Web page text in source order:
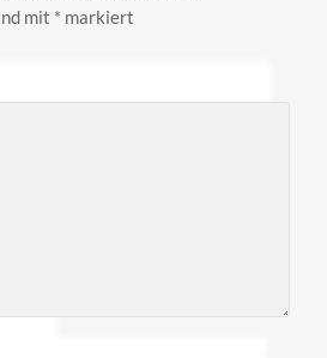
mit * markiert